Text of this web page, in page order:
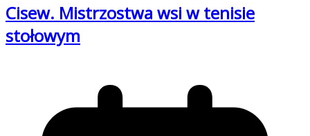
Cisew. Mistrzostwa wsi w tenisie
stołowym